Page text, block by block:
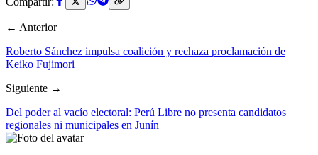
← Anterior
Roberto Sánchez impulsa coalición y rechaza proclamación de
Keiko Fujimori
Siguiente →
Del poder al vacío electoral: Perú Libre no presenta candidatos
regionales ni municipales en Junín